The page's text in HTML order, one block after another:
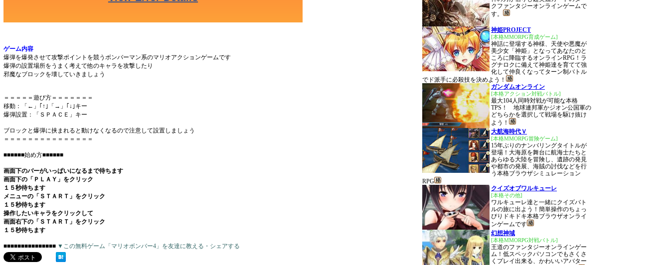
ゲーム内容
爆弾を爆発させて攻撃ポイントを競うボンバーマン系のマリオアクションゲームです
爆弾の設置場所をうまく考えて他のキャラを攻撃したり
邪魔なブロックを壊していきましょう
＝＝＝＝＝遊び方＝＝＝＝＝＝＝
移動：「←」｢↑｣「→」｢↓｣キー
爆弾設置：「ＳＰＡＣＥ」キー
ブロックと爆弾に挟まれると動けなくなるので注意して設置しましょう
＝＝＝＝＝＝＝＝＝＝＝＝＝＝＝
■■■■■■始め方■■■■■■
画面下のバーがいっぱいになるまで待ちます
画面下の「ＰＬＡＹ」をクリック
１５秒待ちます
メニューの「ＳＴＡＲＴ」をクリック
１５秒待ちます
操作したいキャラをクリックして
画面右下の「ＳＴＡＲＴ」をクリック
１５秒待ちます
■■■■■■■■■■■■■■■ ▼この無料ゲーム「マリオボンバー4」を友達に教える・シェアする
クファンタジーオンラインゲームで
す。
神姫PROJECT
[本格MMORPG育成ゲーム]
神話に登場する神様、天使や悪魔が
美少女「神姫」となってあなたのと
ころに降臨するオンラインRPG！ラ
グナロクに備えて神姫達を育てて強
化して仲良くなってターン制バトル
でド派手に必殺技を決めよう！
ガンダムオンライン
[本格アクション対戦バトル]
最大104人同時対戦が可能な本格
TPS！ 地球連邦軍かジオン公国軍の
どちらかを選択して戦場を駆け抜け
よう！
大航海時代Ｖ
[本格MMORPG冒険ゲーム]
15年ぶりのナンバリングタイトルが
登場！大海原を舞台に航海士たちと
あらゆる大陸を冒険し、遺跡の発見
や都市の発展、海賊の討伐などを行
う本格ブラウザシミュレーション
RPG
クイズオブワルキューレ
[本格その他]
ワルキューレ達と一緒にクイズバト
ルの旅に出よう！簡単操作のちょっ
ぴりドキドキ本格ブラウザオンライ
ンゲームです
幻想神域
[本格MMORPG対戦バトル]
王道のファンタジーオンラインゲー
ム！低スペックパソコンでもさくさ
くプレイ出来る、かわいいアバター